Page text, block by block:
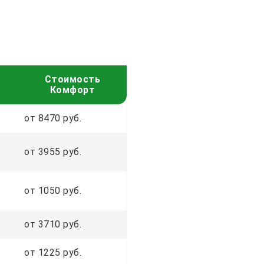
Стоимость
Комфорт
от 8470 руб.
от 3955 руб.
от 1050 руб.
от 3710 руб.
от 1225 руб.